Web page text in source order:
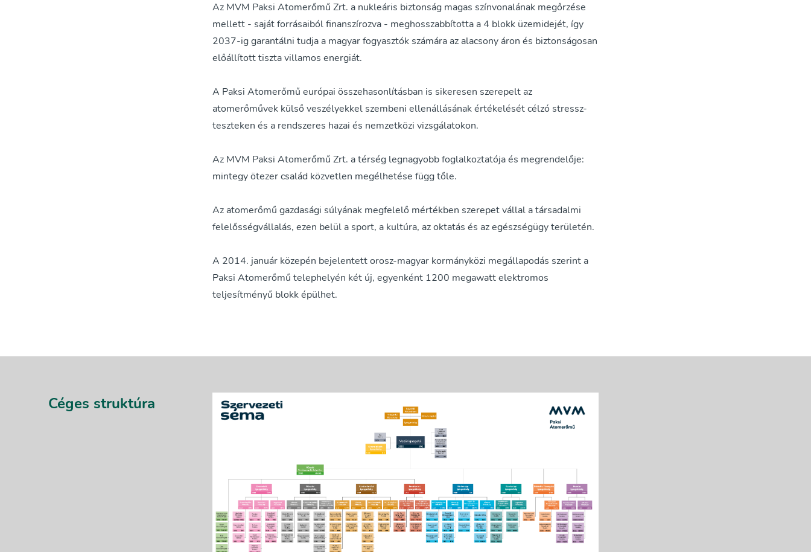
Az MVM Paksi Atomerőmű Zrt. a nukleáris biztonság magas színvonalának megőrzése
mellett - saját forrásaiból finanszírozva - meghosszabbította a 4 blokk üzemidejét, így
2037-ig garantálni tudja a magyar fogyasztók számára az alacsony áron és biztonságosan
előállított tiszta villamos energiát.
A Paksi Atomerőmű európai összehasonlításban is sikeresen szerepelt az
atomerőművek külső veszélyekkel szembeni ellenállásának értékelését célzó stressz-
teszteken és a rendszeres hazai és nemzetközi vizsgálatokon.
Az MVM Paksi Atomerőmű Zrt. a térség legnagyobb foglalkoztatója és megrendelője:
mintegy ötezer család közvetlen megélhetése függ tőle.
Az atomerőmű gazdasági súlyának megfelelő mértékben szerepet vállal a társadalmi
felelősségvállalás, ezen belül a sport, a kultúra, az oktatás és az egészségügy területén.
A 2014. január közepén bejelentett orosz-magyar kormányközi megállapodás szerint a
Paksi Atomerőmű telephelyén két új, egyenként 1200 megawatt elektromos
teljesítményű blokk épülhet.
Céges struktúra